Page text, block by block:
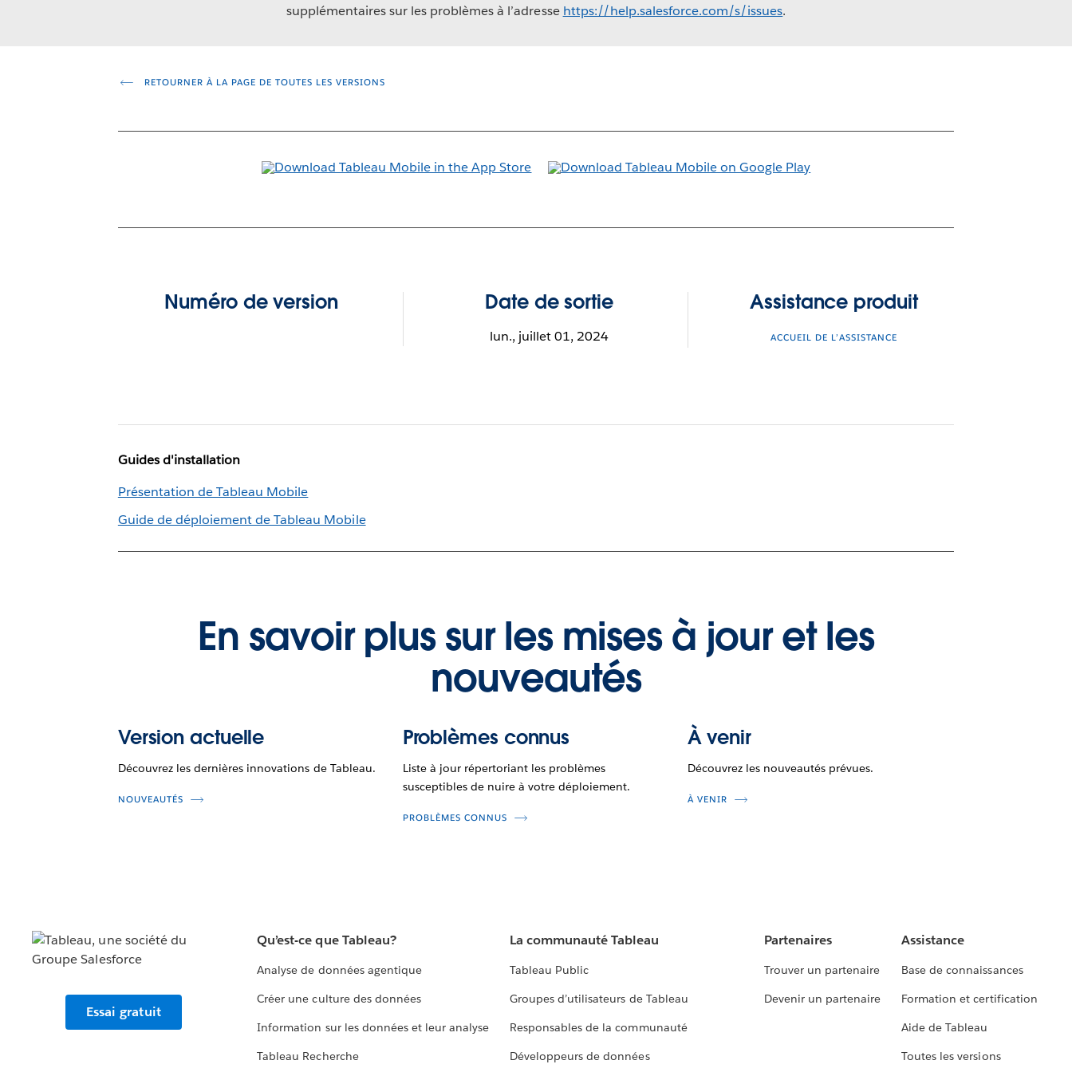
supplémentaires sur les problèmes à l’adresse https://help.salesforce.com/s/issues.
RETOURNER À LA PAGE DE TOUTES LES VERSIONS
Numéro de version Date de sortie
lun., juillet 01, 2024
Assistance produit
ACCUEIL DE L’ASSISTANCE
Guides d'installation
Présentation de Tableau Mobile
Guide de déploiement de Tableau Mobile
En savoir plus sur les mises à jour et les
nouveautés
Version actuelle
Découvrez les dernières innovations de Tableau.
NOUVEAUTÉS
Problèmes connus
Liste à jour répertoriant les problèmes
susceptibles de nuire à votre déploiement.
PROBLÈMES CONNUS
À venir
Découvrez les nouveautés prévues.
À VENIR
Essai gratuit
Qu’est-ce que Tableau?
Analyse de données agentique
Créer une culture des données
Information sur les données et leur analyse
Tableau Recherche
La communauté Tableau
Tableau Public
Groupes d’utilisateurs de Tableau
Responsables de la communauté
Développeurs de données
Partenaires
Trouver un partenaire
Devenir un partenaire
Assistance
Base de connaissances
Formation et certification
Aide de Tableau
Toutes les versions